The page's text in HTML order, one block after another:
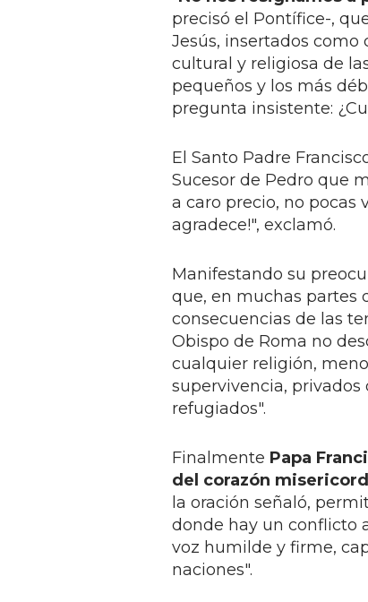
precisó el Pontífice-,
Jesús, insertados
cultural y religiosa de
pequeños y los más
pregunta insistente:
El Santo Padre
Sucesor de Pedro que
a caro precio, no pocas
agradece!", exclamó.
Manifestando su
que, en muchas partes
consecuencias de las
Obispo de Roma no
cualquier religión,
supervivencia,
refugiados".
Finalmente Papa
del corazón
la oración señaló,
donde hay un conflicto
voz humilde y firme,
naciones".